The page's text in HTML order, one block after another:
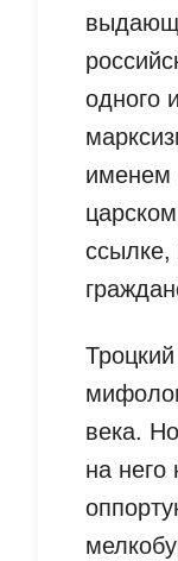
одного
именем
ссылке,
века.
на него